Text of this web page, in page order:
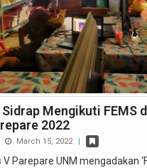
Mengikuti FEMS
2022
March 15, 2022 |
V Parepare UNM mengadakan